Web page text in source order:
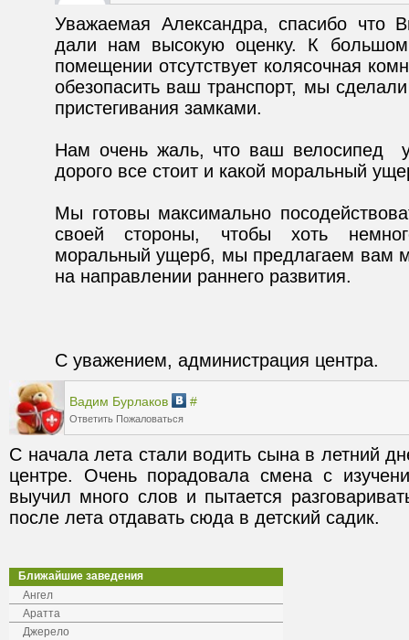
Уважаемая Александра, спасибо
дали нам высокую оценку. К
помещении отсутствует колясочная
обезопасить ваш транспорт, мы
Нам очень жаль, что ваш велосипед
Мы готовы максимально
своей стороны, чтобы хоть
моральный ущерб, мы предлагаем вам
С уважением, администрация центра.
Вадим Бурлаков #
Ответить Пожаловаться
С начала лета стали водить сына в летний
центре. Очень порадовала смена с
выучил много слов и пытается
после лета отдавать сюда в детский садик.
Ближайшие заведения
Ангел
Аратта
Джерело